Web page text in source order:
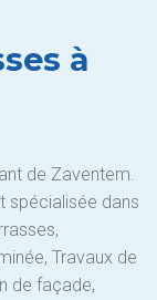
à
de Zaventem.
spécialisée dans
Travaux de
de façade,